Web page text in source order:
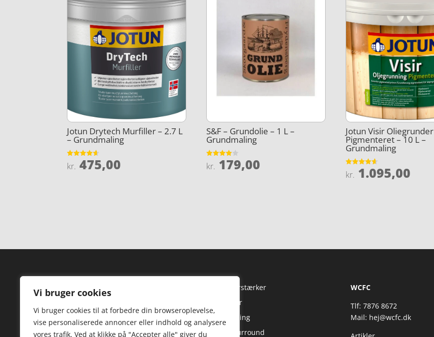
Vi bruger cookies
Vi bruger cookies til at forbedre din browseroplevelse,
vise personaliserede annoncer eller indhold og analysere
vores trafik. Ved at klikke på "Accepter alle" giver du
Jotun Drytech Murfiller – 2.7 L
– Grundmaling
Vurderet
4.6
kr. 475,00
S&F – Grundolie – 1 L –
Grundmaling
Vurderet
3.9
kr. 179,00
Jotun Visir Oliegrunder
Pigmenteret – 10 L –
Grundmaling
Vurderet
4.6
kr. 1.095,00
Forside
Kontakt
HiFi Forstærker
Højtaler
Streaming
TV & Surround
WCFC
Tlf: 7876 8672
Mail: hej@wcfc.dk